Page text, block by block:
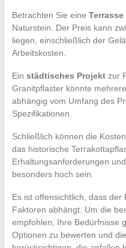
Betrachten Sie eine Terrasse
Naturstein. Der Preis kann
liegen, einschließlich der
Arbeitskosten.
Ein städtisches Projektzur
Granitpflaster könnte
abhängig vom Umfang des
Spezifikationen.
Schließlich können die
das historische
Erhaltungsanforderungen
besonders hoch sein.
Es ist offensichtlich, dass der
Faktoren abhängt. Um die
empfohlen, Ihre Bedürfnisse
Optionen zu bewerten und